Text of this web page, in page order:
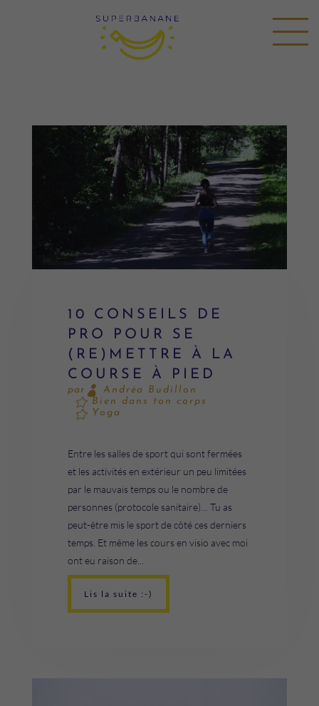
10 CONSEILS DE
PRO POUR SE
(RE)METTRE À LA
COURSE À PIED
par
Andréa Budillon
Bien dans ton corps
Yoga
Entre les salles de sport qui sont fermées
et les activités en extérieur un peu limitées
par le mauvais temps ou le nombre de
personnes (protocole sanitaire)… Tu as
peut-être mis le sport de côté ces derniers
temps. Et même les cours en visio avec moi
ont eu raison de...
Lis la suite :-)